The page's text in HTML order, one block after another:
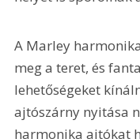
A Marley
meg a teret, és
lehetőségeket
ajtószárny nyitása
harmonika ajtókat